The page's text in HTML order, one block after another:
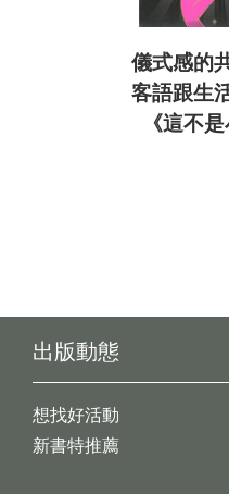
儀式感的
客語跟生
《這不是
出版動態
想找好活動
新書特推薦